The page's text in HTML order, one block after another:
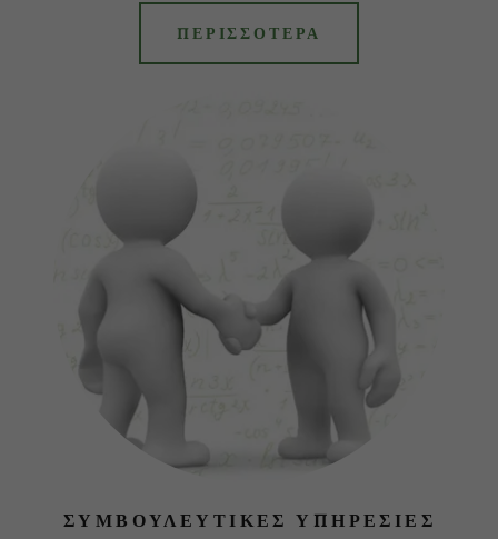
ΠΕΡΙΣΣΟΤΕΡΑ
ΣΥΜΒΟΥΛΕΥΤΙΚΕΣ ΥΠΗΡΕΣΙΕΣ